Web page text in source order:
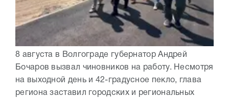
8 августа в Волгограде губернатор Андрей
Бочаров вызвал чиновников на работу. Несмотря
на выходной день и 42-градусное пекло, глава
региона заставил городских и региональных